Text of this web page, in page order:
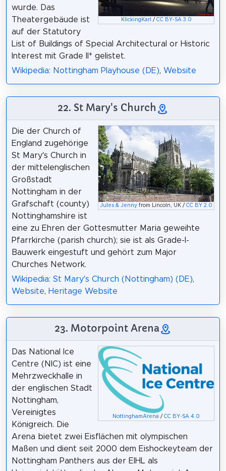
KlickingKarl / CC BY-SA 3.0
wurde. Das
Theatergebäude ist
auf der Statutory
List of Buildings of Special Architectural or Historic
Interest mit Grade II* gelistet.
Wikipedia: Nottingham Playhouse (DE), Website
22. St Mary's Church
Jules & Jenny from Lincoln, UK /CC BY 2.0
Die der Church of
England zugehörige
St Mary’s Church in
der mittelenglischen
Großstadt
Nottingham in der
Grafschaft (county)
Nottinghamshire ist
eine zu Ehren der Gottesmutter Maria geweihte
Pfarrkirche (parish church); sie ist als Grade-I-
Bauwerk eingestuft und gehört zum Major
Churches Network.
Wikipedia: St Mary’s Church (Nottingham) (DE),
Website, Heritage Website
23. Motorpoint Arena
NottinghamArena /CC BY-SA 4.0
Das National Ice
Centre (NIC) ist eine
Mehrzweckhalle in
der englischen Stadt
Nottingham,
Vereinigtes
Königreich. Die
Arena bietet zwei Eisflächen mit olympischen
Maßen und dient seit 2000 dem Eishockeyteam der
Nottingham Panthers aus der EIHL als